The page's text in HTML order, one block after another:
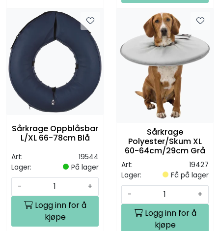
Sårkrage Oppblåsbar
L/XL 66-78cm Blå
Art:
19544
Lager:
På lager
-
+
Logg inn for å
kjøpe
Sårkrage
Polyester/Skum XL
60-64cm/29cm Grå
Art:
19427
Lager:
Få på lager
-
+
Logg inn for å
kjøpe